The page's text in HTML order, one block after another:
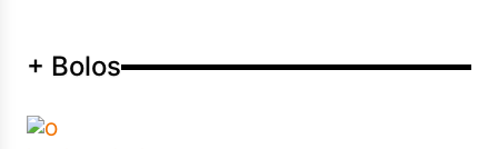
+ Bolos